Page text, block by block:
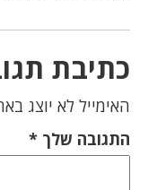
כתיבת
האימייל לא יוצג
התגובה שלך *